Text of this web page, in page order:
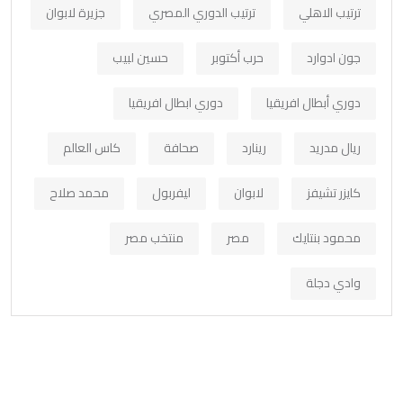
ترتيب الاهلي
ترتيب الدوري المصري
جزيرة لابوان
جون ادوارد
حرب أكتوبر
حسين لبيب
دوري أبطال افريقيا
دوري ابطال افريقيا
ريال مدريد
رينارد صحافة
كاس العالم
كايزر تشيفز
لابوان ليفربول
محمد صلاح
محمود بنتايك
مصر
منتخب مصر
وادي دجلة